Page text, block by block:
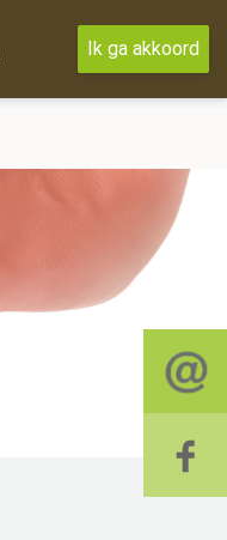
Ik ga akkoord